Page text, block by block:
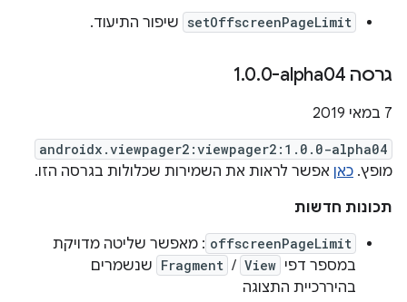
setOffscreenPageLimit שיפור התיעוד.
גרסה ‎1 .0.0-alpha04
‫7 במאי 2019
androidx.viewpager2:viewpager2:1.0.0-alpha04
מופץ. כאן אפשר לראות את השמירות שכלולות בגרסה הזו.
תכונות חדשות
offscreenPageLimit : מאפשר שליטה מדויקת
במספר דפי View
/
Fragment שנשמרים
בהיררכיית התצוגה